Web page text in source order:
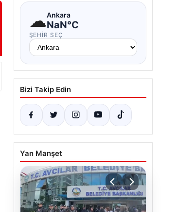
☁Ankara
NaN°C
ŞEHIR SEÇ
Bizi Takip Edin
Yan Manşet